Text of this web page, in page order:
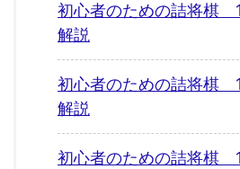
初心者のための詰将棋
解説
初心者のための詰将棋
解説
初心者のための詰将棋